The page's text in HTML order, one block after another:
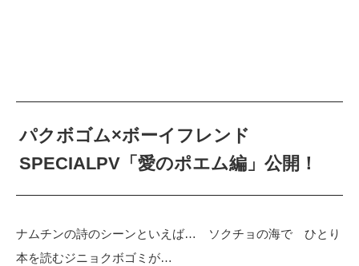
パクボゴム×ボーイフレンド
SPECIALPV「愛のポエム編」公開！
ナムチンの詩のシーンといえば… ソクチョの海で ひとり
本を読むジニョクボゴミが…